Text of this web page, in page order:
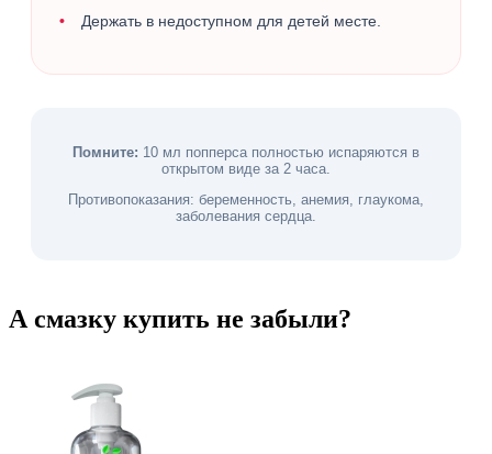
Держать в недоступном для детей месте.
Помните: 10 мл попперса полностью испаряются в
открытом виде за 2 часа.
Противопоказания: беременность, анемия, глаукома,
заболевания сердца.
А смазку купить не забыли?